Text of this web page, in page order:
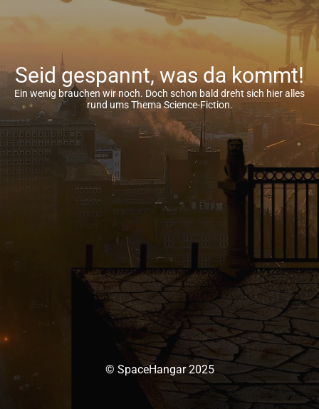
Seid gespannt, was da kommt!
Ein wenig brauchen wir noch. Doch schon bald dreht sich hier alles
rund ums Thema Science-Fiction.
© SpaceHangar 2025